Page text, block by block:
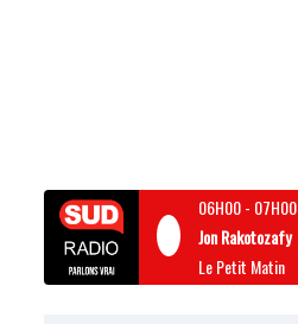
06H00- 07H00
Jon Rakotozafy
Le Petit Matin